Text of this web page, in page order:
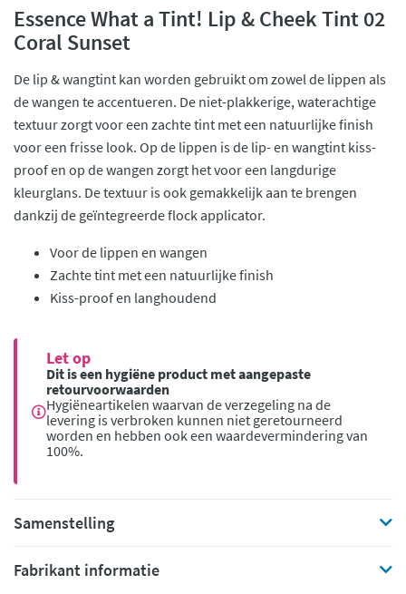
Essence What a Tint! Lip & Cheek Tint 02
Coral Sunset
De lip & wangtint kan worden gebruikt om zowel de lippen als
de wangen te accentueren. De niet-plakkerige, waterachtige
textuur zorgt voor een zachte tint met een natuurlijke finish
voor een frisse look. Op de lippen is de lip- en wangtint kiss-
proof en op de wangen zorgt het voor een langdurige
kleurglans. De textuur is ook gemakkelijk aan te brengen
dankzij de geïntegreerde flock applicator.
Voor de lippen en wangen
Zachte tint met een natuurlijke finish
Kiss-proof en langhoudend
Let op
Dit is een hygiëne product met aangepaste
retourvoorwaarden
Hygiëneartikelen waarvan de verzegeling na de
levering is verbroken kunnen niet geretourneerd
worden en hebben ook een waardevermindering van
100%.
Samenstelling
Fabrikant informatie